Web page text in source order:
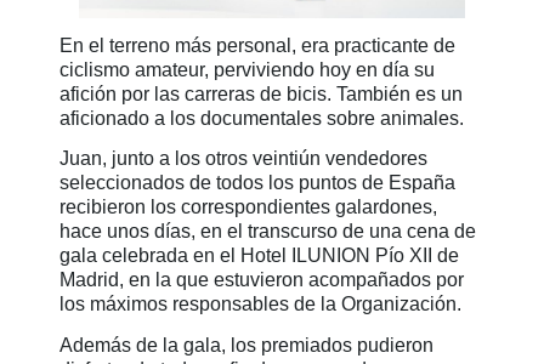
En el terreno más personal, era practicante de
ciclismo amateur, perviviendo hoy en día su
afición por las carreras de bicis. También es un
aficionado a los documentales sobre animales.
Juan, junto a los otros veintiún vendedores
seleccionados de todos los puntos de España
recibieron los correspondientes galardones,
hace unos días, en el transcurso de una cena de
gala celebrada en el Hotel ILUNION Pío XII de
Madrid, en la que estuvieron acompañados por
los máximos responsables de la Organización.
Además de la gala, los premiados pudieron